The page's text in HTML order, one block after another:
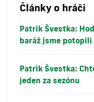
Články o hráči
Patrik Švestka:
baráž jsme potopili
Patrik Švestka:
jeden za sezónu